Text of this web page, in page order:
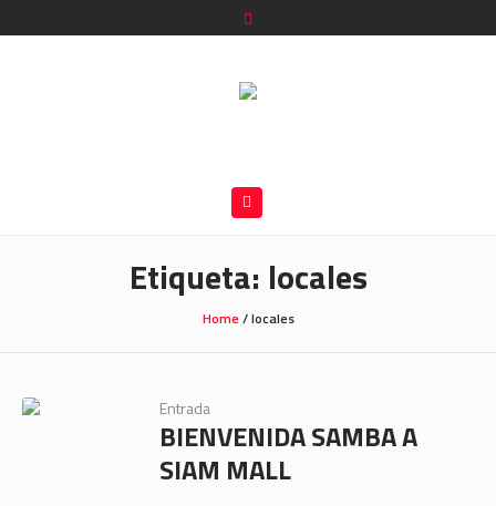
Etiqueta: locales
Home/locales
Entrada
BIENVENIDA SAMBA A
SIAM MALL